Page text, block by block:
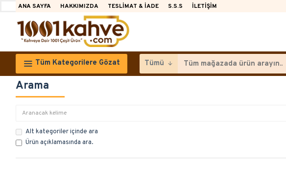
ANA SAYFA HAKKIMIZDA TESLIMAT & İADE S.S.S İLETIŞIM
Tüm Kategorilere Gözat Tümü
Arama
Alt kategoriler içinde ara
Ürün açıklamasında ara.